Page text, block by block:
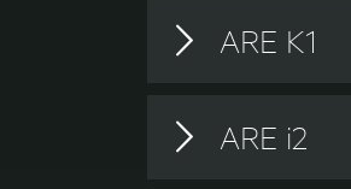
ARE K1
ARE i2